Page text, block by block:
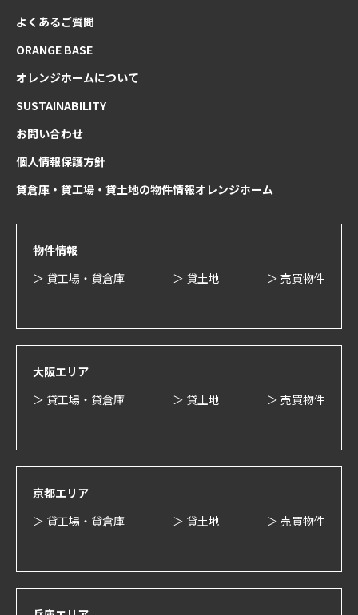
よくあるご質問
ORANGE BASE
オレンジホームについて
SUSTAINABILITY
お問い合わせ
個人情報保護方針
貸倉庫・貸工場・貸土地の物件情報オレンジホーム
物件情報
＞ 貸工場・貸倉庫
＞ 貸土地 ＞ 売買物件
大阪エリア
＞ 貸工場・貸倉庫
＞ 貸土地 ＞ 売買物件
京都エリア
＞ 貸工場・貸倉庫
＞ 貸土地 ＞ 売買物件